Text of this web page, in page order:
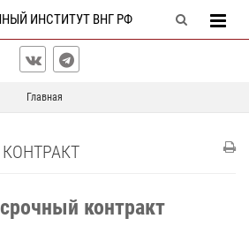
ИНСТИТУТ ВНГ РФ
Главная
контракт